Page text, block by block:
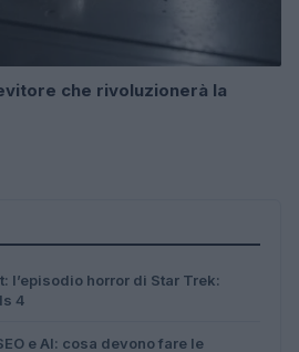
che rivoluzionerà la
l’episodio horror di Star Trek:
4
e AI: cosa devono fare le